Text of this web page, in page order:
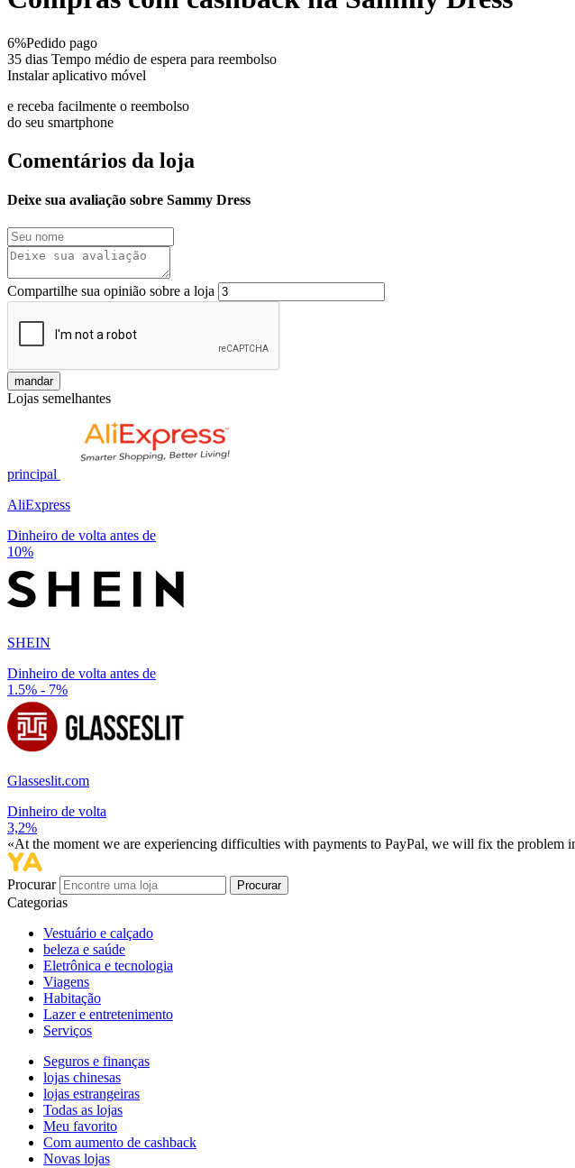
6%Pedido pago
35 dias Tempo médio de espera para reembolso
Instalar aplicativo móvel
e receba facilmente o reembolso
do seu smartphone
Comentários da loja
Deixe sua avaliação sobre Sammy Dress
Compartilhe sua opinião sobre a loja
mandar
Lojas semelhantes
principal
AliExpress
Dinheiro de volta antes de
10%
SHEIN
Dinheiro de volta antes de
1.5% - 7%
Glasseslit.com
Dinheiro de volta
3,2%
«At the moment we are experiencing difficulties with payments to PayPal, we will fix the problem
Procurar Procurar
Categorias
Vestuário e calçado
beleza e saúde
Eletrônica e tecnologia
Viagens
Habitação
Lazer e entretenimento
Serviços
Seguros e finanças
lojas chinesas
lojas estrangeiras
Todas as lojas
Meu favorito
Com aumento de cashback
Novas lojas